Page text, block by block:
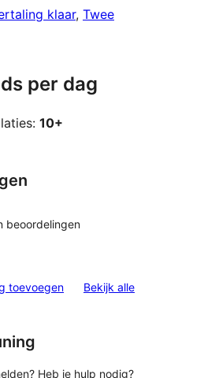
klaar, Twee
per dag
10+
beoordelingen
toevoegen Bekijk alle
Heb je hulp nodig?